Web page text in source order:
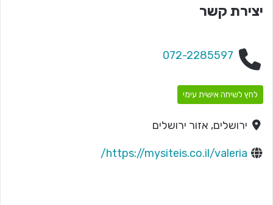
יצירת קשר
072-2285597
לחץ לשיחה אישית עימי
ירושלים, אזור ירושלים
https://mysiteis.co.il/valeria/